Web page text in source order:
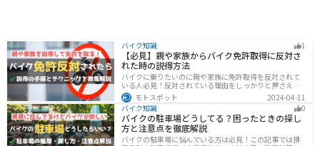
バイク知識 1
【必見】親や家族からバイク免許取得に反対さ
れた時の説得方法
バイクに乗りたいのに親や家族に免許取得を反対されて
いる人必見！反対されている理由をしっかりと押さえて
おけば相手に理解してもらえます。無闇に説得するので
はなく、誠意を持って対応することが大切です。この記
事では理由や説得の手順、テクニックをまとめました。
モトスポット
2024-04-11
バイク知識
0
バイクの駐車場どうしてる？困ったときの探し
方と注意点を徹底解説
バイクの駐車場に悩んでいる方は必見！この記事では排